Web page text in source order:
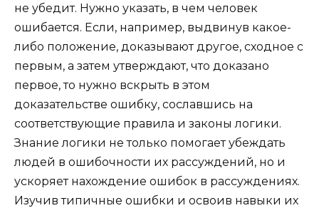
не убедит. Нужно указать, в чем человек
ошибается. Если, например, выдвинув какое-
либо положение, доказывают другое, сходное с
первым, а затем утверждают, что доказано
первое, то нужно вскрыть в этом
доказательстве ошибку, сославшись на
соответствующие правила и законы логики.
Знание логики не только помогает убеждать
людей в ошибочности их рассуждений, но и
ускоряет нахождение ошибок в рассуждениях.
Изучив типичные ошибки и освоив навыки их